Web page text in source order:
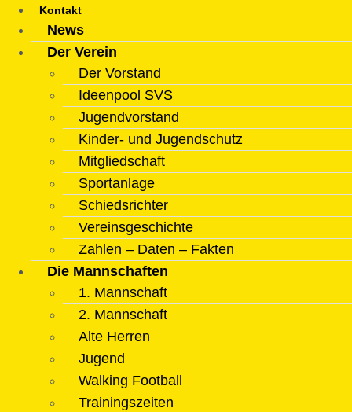
Kontakt
News
Der Verein
Der Vorstand
Ideenpool SVS
Jugendvorstand
Kinder- und Jugendschutz
Mitgliedschaft
Sportanlage
Schiedsrichter
Vereinsgeschichte
Zahlen – Daten – Fakten
Die Mannschaften
1. Mannschaft
2. Mannschaft
Alte Herren
Jugend
Walking Football
Trainingszeiten